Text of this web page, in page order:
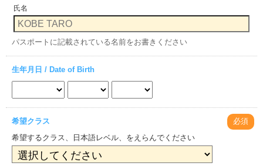
氏名
パスポートに記載されている名前をお書きください
生年月日 / Date of Birth
希望クラス
必須
希望するクラス、日本語レベル、をえらんでください